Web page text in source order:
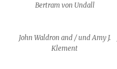
Bertram von Undall
John Waldron and / und Amy J.
Klement